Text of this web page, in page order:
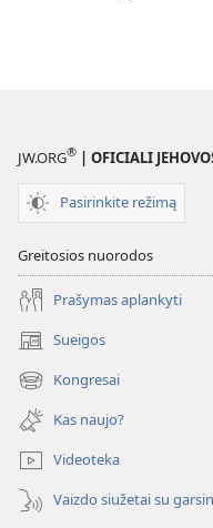
JW.ORG® | OFICIALI
Pasirinkite režimą
Greitosios nuorodos
Prašymas aplankyti
Sueigos
(atsiveria
naujas
langas)
Kongresai
(atsiveria
naujas
langas)
Kas naujo?
Videoteka
Vaizdo siužetai su